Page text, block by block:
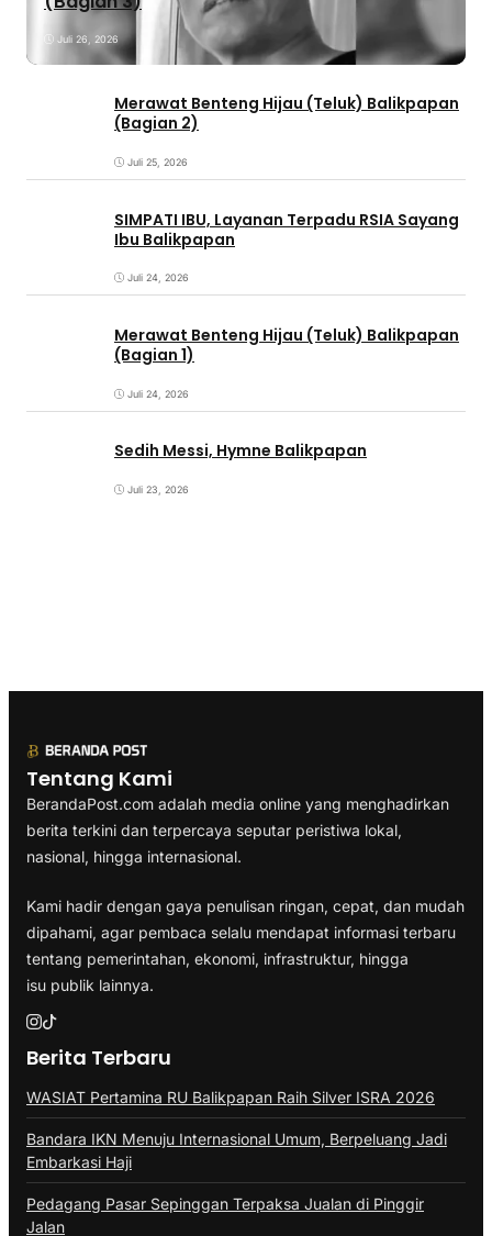
Juli 26, 2026
Merawat Benteng Hijau (Teluk) Balikpapan
(Bagian 2)
Juli 25, 2026
SIMPATI IBU, Layanan Terpadu RSIA Sayang
Ibu Balikpapan
Juli 24, 2026
Merawat Benteng Hijau (Teluk) Balikpapan
(Bagian 1)
Juli 24, 2026
Sedih Messi, Hymne Balikpapan
Juli 23, 2026
Tentang Kami
BerandaPost.com adalah media online yang menghadirkan
berita terkini dan terpercaya seputar peristiwa lokal,
nasional, hingga internasional.
Kami hadir dengan gaya penulisan ringan, cepat, dan mudah
dipahami, agar pembaca selalu mendapat informasi terbaru
tentang pemerintahan, ekonomi, infrastruktur, hingga
isu publik lainnya.
Berita Terbaru
WASIAT Pertamina RU Balikpapan Raih Silver ISRA 2026
Bandara IKN Menuju Internasional Umum, Berpeluang Jadi
Embarkasi Haji
Pedagang Pasar Sepinggan Terpaksa Jualan di Pinggir
Jalan